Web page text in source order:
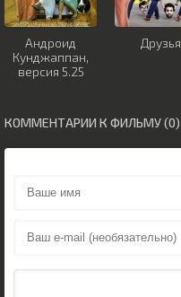
Андроид
Кунджаппан,
версия 5.25
Друзья
КОММЕНТАРИИ К ФИЛЬМУ (0)